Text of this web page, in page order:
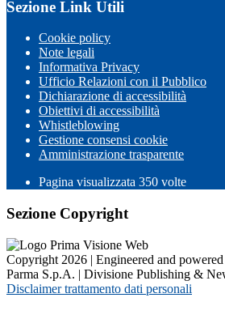
Sezione Link Utili
Cookie policy
Note legali
Informativa Privacy
Ufficio Relazioni con il Pubblico
Dichiarazione di accessibilità
Obiettivi di accessibilità
Whistleblowing
Gestione consensi cookie
Amministrazione trasparente
Pagina visualizzata 350 volte
Sezione Copyright
Copyright 2026 | Engineered and
Parma S.p.A. | Divisione Publishing &
Disclaimer trattamento dati personali